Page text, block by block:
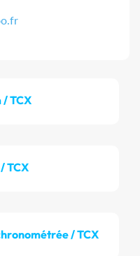
/ TCX
TCX
/ TCX